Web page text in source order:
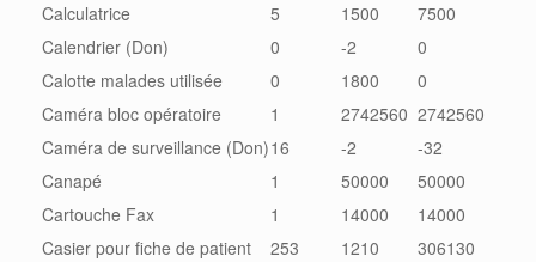
Calculatrice
5 1500
7500
Calendrier (Don)
0 -2
0
Calotte malades utilisée
0 1800
0
Caméra bloc opératoire
1 2742560 2742560
Caméra de surveillance (Don)16 -2
-32
Canapé
1 50000
50000
Cartouche Fax
1 14000
14000
Casier pour fiche de patient
253 1210
306130